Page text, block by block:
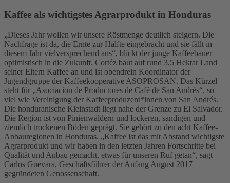
Kaffee als wichtigstes Agrarprodukt in Honduras
„Dieses Jahr wollen wir unsere Röstmenge deutlich steigern. Die
Nachfrage ist da, die Ernte zur Hälfte eingebracht und sie fällt in
diesem Jahr vielversprechend aus“, blickt der junge Kaffeebauer
optimistisch in die Zukunft. Cortéz baut auf rund 3,5 Hektar Land
seiner Eltern Kaffee an und ist obendrein Koordinator der
Jugendgruppe der Kaffeekooperative ASOPROSAN. Das Kürzel
steht für „Asociacion de Productores de Café de San Andrés“, so
viel wie Vereinigung der Kaffeeproduzent*innen von San Andrés.
Die honduranische Kleinstadt liegt nahe der Grenze zu El Salvador.
Die Region ist von Pinienwäldern und lockeren, sandigen und
ziemlich trockenen Böden geprägt. Sie gehört zu den acht Kaffee-
Anbauregionen in Honduras. „Kaffee ist das mit Abstand wichtigste
Agrarprodukt und wir haben in den letzten Jahren Fortschritte bei
Qualität und Anbau gemacht, etwas für unseren Ruf getan“, sagt
Carlos Guevara, Geschäftsführer der Anfang August 2017
gegründeten Genossenschaft.